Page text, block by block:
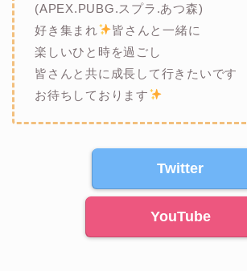
(APEX.PUBG.スプラ.あつ森)
好き集まれ
皆さんと一緒に
楽しいひと時を過ごし
皆さんと共に成長して行きたいです
お待ちしております
Twitter
YouTube